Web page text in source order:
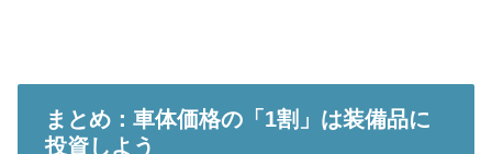
まとめ：車体価格の「1割」は装備品に
投資しよう